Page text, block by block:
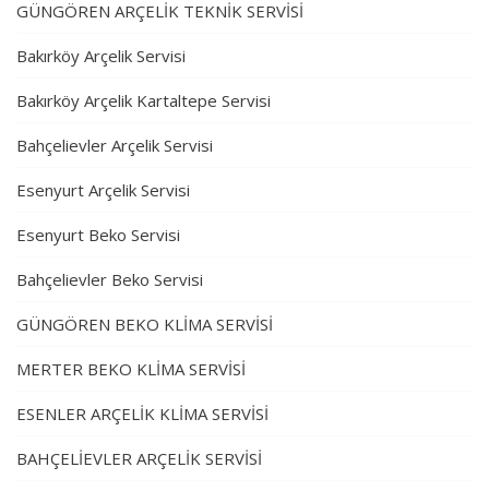
GÜNGÖREN ARÇELİK TEKNİK SERVİSİ
Bakırköy Arçelik Servisi
Bakırköy Arçelik Kartaltepe Servisi
Bahçelievler Arçelik Servisi
Esenyurt Arçelik Servisi
Esenyurt Beko Servisi
Bahçelievler Beko Servisi
GÜNGÖREN BEKO KLİMA SERVİSİ
MERTER BEKO KLİMA SERVİSİ
ESENLER ARÇELİK KLİMA SERVİSİ
BAHÇELİEVLER ARÇELİK SERVİSİ